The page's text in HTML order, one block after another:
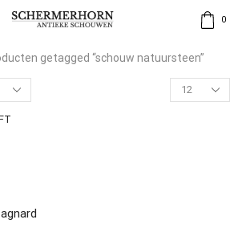
0
getagged “schouw natuursteen”